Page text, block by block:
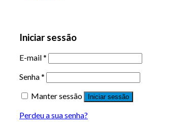
Iniciar sessão
E-mail*
Senha*
Manter sessão
Iniciar sessão
Perdeu a sua senha?